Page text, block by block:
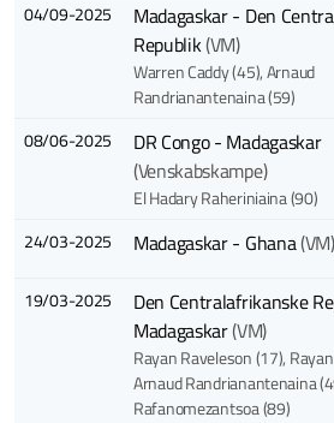
04/09-2025
Madagaskar - Den
Republik(VM)
Warren Caddy (45), Arnaud
Randrianantenaina (59)
08/06-2025
DR Congo - Madagaskar
(Venskabskampe)
El Hadary Raheriniaina (90)
24/03-2025 Madagaskar - Ghana(VM)
19/03-2025
Den Centralafrikanske
Madagaskar(VM)
Rayan Raveleson (17),
Arnaud Randrianantenaina
Rafanomezantsoa (89)